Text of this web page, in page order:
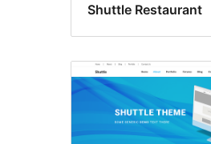
Shuttle Restaurant